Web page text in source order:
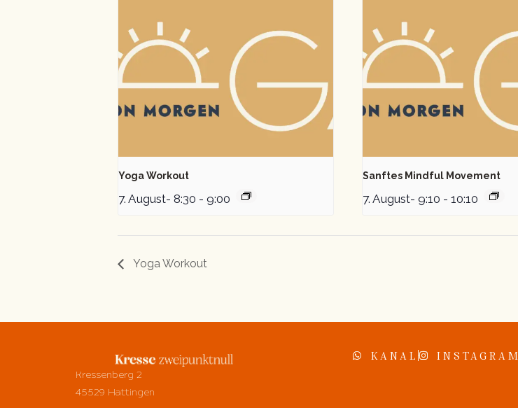
Yoga Workout
7. August- 8:30 - 9:00
Sanftes Mindful Movement
7. August- 9:10 - 10:10
Yoga Workout
Kressenberg 2
45529 Hattingen
KANAL INSTAGRAM